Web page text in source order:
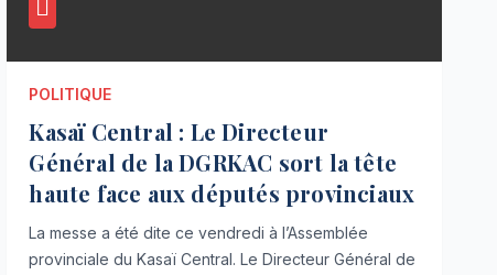
POLITIQUE
Kasaï Central : Le Directeur
Général de la DGRKAC sort la tête
haute face aux députés provinciaux
La messe a été dite ce vendredi à l’Assemblée
provinciale du Kasaï Central. Le Directeur Général de